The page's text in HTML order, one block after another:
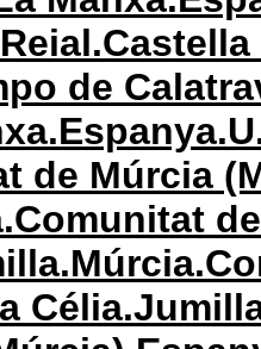
de
de Múrcia